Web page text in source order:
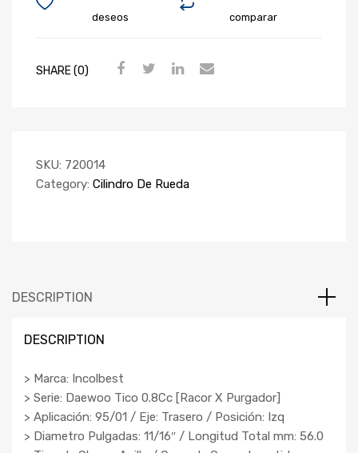
comparar
deseos
SHARE (0)
SKU: 720014
Category: Cilindro De Rueda
DESCRIPTION
DESCRIPTION
> Marca: Incolbest
> Serie: Daewoo Tico 0.8Cc [Racor X Purgador]
> Aplicación: 95/01 / Eje: Trasero / Posición: Izq
> Diametro Pulgadas: 11/16″ / Longitud Total mm: 56.0